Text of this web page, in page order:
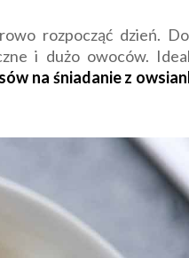
rozpocząć dzień.
i dużo owoców.
na śniadanie z